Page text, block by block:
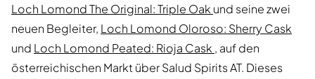
Loch Lomond The Original: Triple Oak und seine zwei
neuen Begleiter, Loch Lomond Oloroso: Sherry Cask
und Loch Lomond Peated: Rioja Cask , auf den
österreichischen Markt über Salud Spirits AT. Dieses